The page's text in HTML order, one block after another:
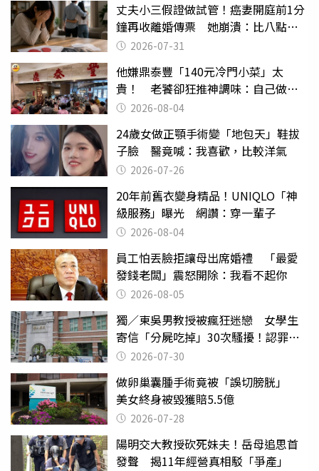
丈夫小三假證做試管！癌妻開庭前1分
鐘再收離婚傳票 她崩潰：比八點檔
還扯2026-07-31
他嫌鼎泰豐「140元冷門小菜」太
貴！ 老饕卻狂推神調味：自己做不
出來2026-08-04
24歲女做正顎手術變「地包天」鞋拔
子臉 醫竟喊：我喜歡，比較洋氣
2026-07-26
20年前舊衣變身精品！UNIQLO「神
級服務」曝光 網讚：穿一輩子
2026-08-04
員工怕丟臉拒讓母出席婚禮 「最愛
發錢老闆」震怒開除：我看不起你
2026-08-05
獨／東吳男教授被瘋狂迷戀 女學生
寄信「分屍吃掉」30次騷擾！認罪免
關 2026-07-30
做卵巢囊腫手術竟被「誤切膀胱」
美女終身被毀獲賠5.5億
2026-07-28
陽明交大教授砍死妹夫！岳母追思首
發聲 揭11年經營真相駁「爭產」